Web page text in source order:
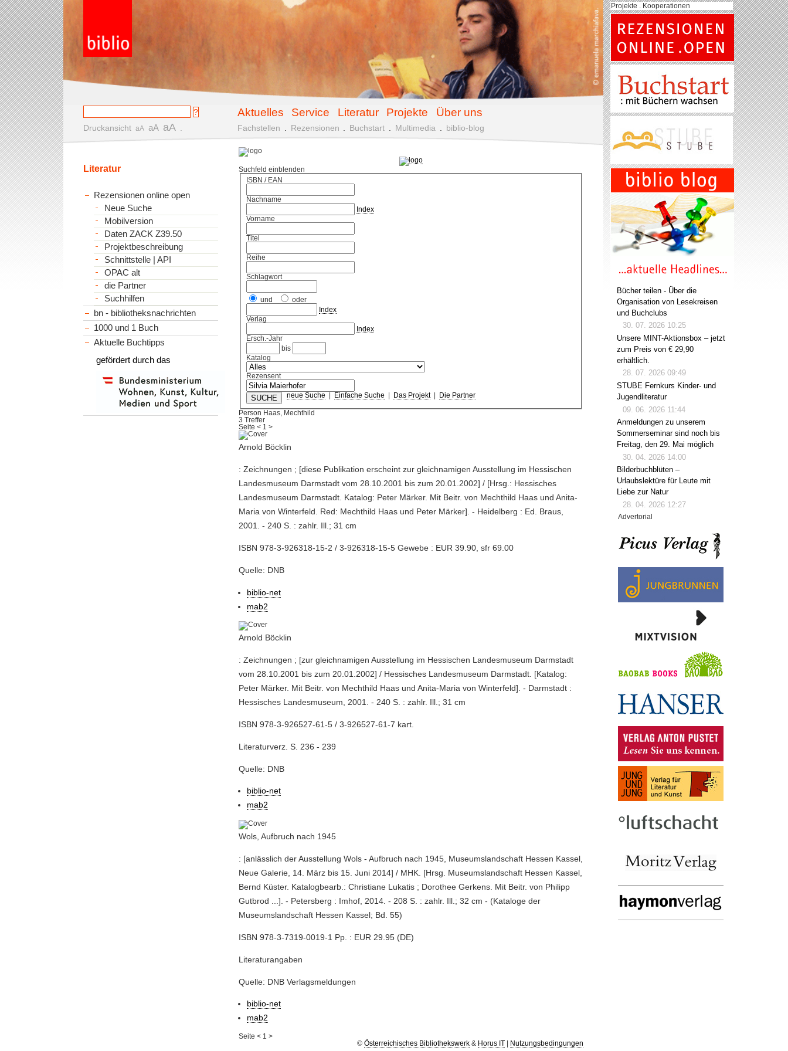
Aktuelles Service Literatur Projekte Über uns
Druckansicht aA aA aA Fachstellen Rezensionen Buchstart Multimedia biblio-blog
Suchfeld einblenden
ISBN / EAN
Nachname
Index
Vorname
Titel
Reihe
Schlagwort
und
oder
Index
Verlag
Index
Ersch.-Jahr
bis
Katalog
Rezensent
neue Suche Einfache Suche Das Projekt| Die Partner
Person Haas, Mechthild
3 Treffer
Seite< 1 >
Arnold Böcklin
: Zeichnungen ; [diese Publikation erscheint zur gleichnamigen Ausstellung im Hessischen
Landesmuseum Darmstadt vom 28.10.2001 bis zum 20.01.2002] / [Hrsg.: Hessisches
Landesmuseum Darmstadt. Katalog: Peter Märker. Mit Beitr. von Mechthild Haas und Anita-
Maria von Winterfeld. Red: Mechthild Haas und Peter Märker]. - Heidelberg : Ed. Braus,
2001. - 240 S. : zahlr. Ill.; 31 cm
ISBN 978-3-926318-15-2 / 3-926318-15-5 Gewebe : EUR 39.90, sfr 69.00
Quelle: DNB
biblio-net
mab2
Arnold Böcklin
: Zeichnungen ; [zur gleichnamigen Ausstellung im Hessischen Landesmuseum Darmstadt
vom 28.10.2001 bis zum 20.01.2002] / Hessisches Landesmuseum Darmstadt. [Katalog:
Peter Märker. Mit Beitr. von Mechthild Haas und Anita-Maria von Winterfeld]. - Darmstadt :
Hessisches Landesmuseum, 2001. - 240 S. : zahlr. Ill.; 31 cm
ISBN 978-3-926527-61-5 / 3-926527-61-7 kart.
Literaturverz. S. 236 - 239
Quelle: DNB
biblio-net
mab2
Wols, Aufbruch nach 1945
: [anlässlich der Ausstellung Wols - Aufbruch nach 1945, Museumslandschaft Hessen Kassel,
Neue Galerie, 14. März bis 15. Juni 2014] / MHK. [Hrsg. Museumslandschaft Hessen Kassel,
Bernd Küster. Katalogbearb.: Christiane Lukatis ; Dorothee Gerkens. Mit Beitr. von Philipp
Gutbrod ...]. - Petersberg : Imhof, 2014. - 208 S. : zahlr. Ill.; 32 cm - (Kataloge der
Museumslandschaft Hessen Kassel; Bd. 55)
ISBN 978-3-7319-0019-1 Pp. : EUR 29.95 (DE)
Literaturangaben
Quelle: DNB Verlagsmeldungen
biblio-net
mab2
Seite< 1 >
© Österreichisches Bibliothekswerk& Horus IT| Nutzungsbedingungen
Literatur
Rezensionen online open
Neue Suche
Mobilversion
Daten ZACK Z39.50
Projektbeschreibung
Schnittstelle | API
OPAC alt
die Partner
Suchhilfen
bn - bibliotheksnachrichten
1000 und 1 Buch
Aktuelle Buchtipps
gefördert durch das
Projekte . Kooperationen
Bücher teilen - Über die
Organisation von Lesekreisen
und Buchclubs
30. 07. 2026 10:25
Unsere MINT-Aktionsbox – jetzt
zum Preis von € 29,90
erhältlich.
28. 07. 2026 09:49
STUBE Fernkurs Kinder- und
Jugendliteratur
09. 06. 2026 11:44
Anmeldungen zu unserem
Sommerseminar sind noch bis
Freitag, den 29. Mai möglich
30. 04. 2026 14:00
Bilderbuchblüten –
Urlaubslektüre für Leute mit
Liebe zur Natur
28. 04. 2026 12:27
Advertorial